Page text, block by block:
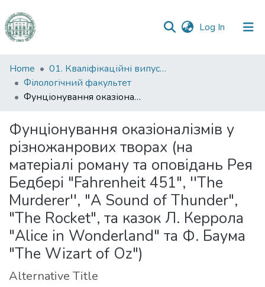
Log In (current)
Communities
&
Collections
Statistics
Home
01. Кваліфікаційні випускні роботи здобувачів вищої освіти
Філологічний факультет
Фунціонування оказіоналізмів у різножанрових творах (на матеріалі роману та оповідань Рея Бедбері "Fahrenheit 451", ''The Murderer'', "A Sound of Thunder", "The Rocket", та казок Л. Керрола "Alice in Wonderland" та Ф. Баума "The Wizart of Oz")
Фунціонування оказіоналізмів у
різножанрових творах (на
матеріалі роману та оповідань Рея
Бедбері "Fahrenheit 451", ''The
Murderer'', "A Sound of Thunder",
"The Rocket", та казок Л. Керрола
"Alice in Wonderland" та Ф. Баума
"The Wizart of Oz")
Alternative Title